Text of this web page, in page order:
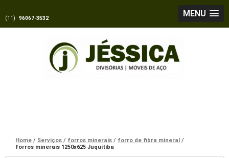
MENU
(11) 96067-3532
Home Serviços forros minerais
forro de fibra mineral
forros minerais 1250x625 Juquitiba